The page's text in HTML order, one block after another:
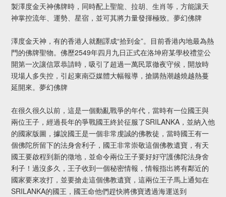
製澤度金天神佛牌時，同時配上聖龍、拉胡、生肖等，方能讓天
神掌控流年、運勢、星宿，並可其將力量發揮極致。夢幻佛牌
澤度金天神，有的香港人就翻譯成“拾到金”。目前香港內地最為熱
門的佛牌聖物。佛歷2549年四月九日正式在洛坤府某學校禮堂公
開第一次讓信眾恭請時，吸引了超過一萬民眾徹夜守候，開放時
現場人多失控，引起東南亞媒體大幅報導，搶購熱潮越燒越熱蔓
延開來。夢幻佛牌
在很久很久以前，這是一個動亂戰爭的年代，當時有一位國王與
兩位王子，經過長年的爭戰國王終於征服了SRILANKA，並納入他
的國家版圖，據說國王是一個非常虔誠的佛教徒，當時國王有一
個佛陀所留下的法身舍利子，國王非常崇敬這個佛教遺寶，有天
國王要啟程到新的徵地，並命令兩位王子要好好守護佛陀法身舍
利子！過沒多久，王子收到一個秘密情報，情報指出將有鄰近的
國家要來攻打，並要搶走這個佛教遺寶，這兩位王子馬上通知在
SRILANKA的國王，國王命他們趕快將佛寶透過海運送到